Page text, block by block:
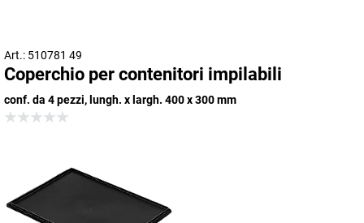
Art.: 510781 49
Coperchio per contenitori impilabili
conf. da 4 pezzi, lungh. x largh. 400 x 300 mm